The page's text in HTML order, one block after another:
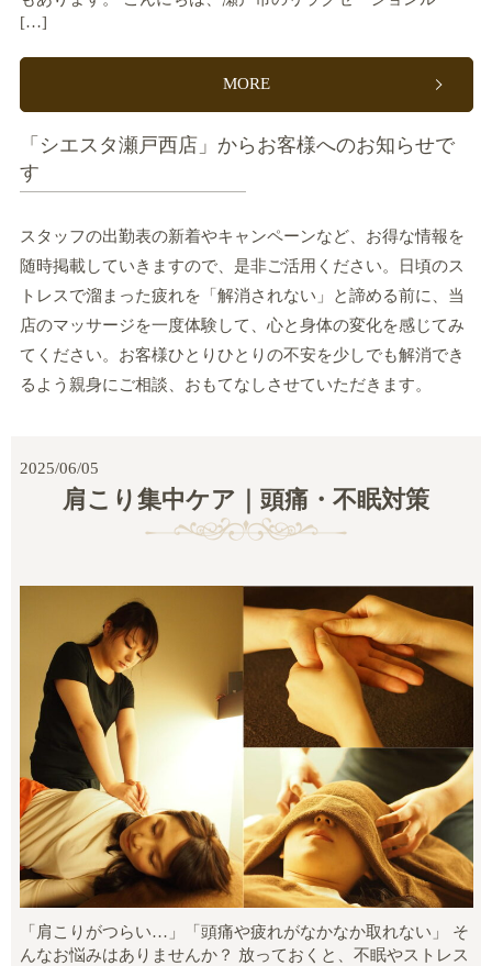
[…]
MORE
「シエスタ瀬戸西店」からお客様へのお知らせで
す
スタッフの出勤表の新着やキャンペーンなど、お得な情報を
随時掲載していきますので、是非ご活用ください。日頃のス
トレスで溜まった疲れを「解消されない」と諦める前に、当
店のマッサージを一度体験して、心と身体の変化を感じてみ
てください。お客様ひとりひとりの不安を少しでも解消でき
るよう親身にご相談、おもてなしさせていただきます。
2025/06/05
肩こり集中ケア｜頭痛・不眠対策
「肩こりがつらい…」「頭痛や疲れがなかなか取れない」 そ
んなお悩みはありませんか？ 放っておくと、不眠やストレス